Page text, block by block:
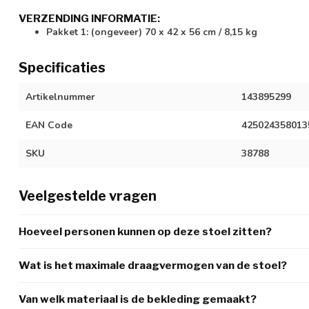
VERZENDING INFORMATIE:
Pakket 1: (ongeveer) 70 x 42 x 56 cm / 8,15 kg
Specificaties
Artikelnummer 143895299
EAN Code
SKU 38788
Veelgestelde vragen
Hoeveel personen kunnen op deze stoel zitten?
Wat is het maximale draagvermogen van de stoel?
Van welk materiaal is de bekleding gemaakt?